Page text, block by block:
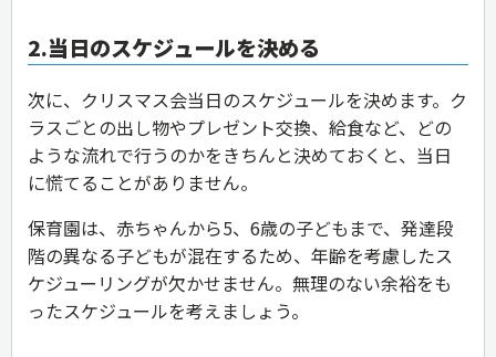
2.当日のスケジュールを決める
次に、クリスマス会当日のスケジュールを決めます。ク
ラスごとの出し物やプレゼント交換、給食など、どの
ような流れで行うのかをきちんと決めておくと、当日
に慌てることがありません。
保育園は、赤ちゃんから5、6歳の子どもまで、発達段
階の異なる子どもが混在するため、年齢を考慮したス
ケジューリングが欠かせません。無理のない余裕をも
ったスケジュールを考えましょう。